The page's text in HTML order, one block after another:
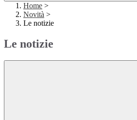
Home >
Novità >
Le notizie
Le notizie